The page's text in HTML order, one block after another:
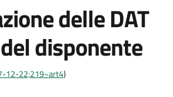
delle DAT
disponente
12-22;219~art4)